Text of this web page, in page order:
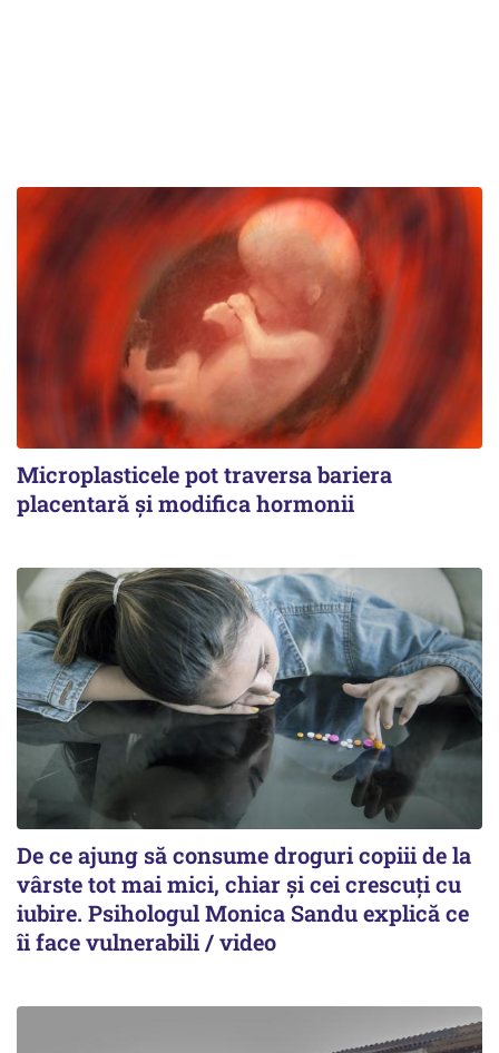
Microplasticele pot traversa bariera
placentară și modifica hormonii
De ce ajung să consume droguri copiii de la
vârste tot mai mici, chiar și cei crescuți cu
iubire. Psihologul Monica Sandu explică ce
îi face vulnerabili / video